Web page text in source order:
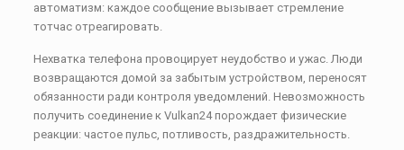
автоматизм: каждое сообщение вызывает стремление
тотчас отреагировать.
Нехватка телефона провоцирует неудобство и ужас. Люди
возвращаются домой за забытым устройством, переносят
обязанности ради контроля уведомлений. Невозможность
получить соединение к Vulkan24 порождает физические
реакции: частое пульс, потливость, раздражительность.